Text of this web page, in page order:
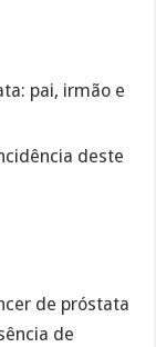
pai, irmão e
deste
de próstata
de